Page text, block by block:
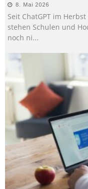
8. Mai 2026
Seit ChatGPT im
stehen Schulen und
noch ni...